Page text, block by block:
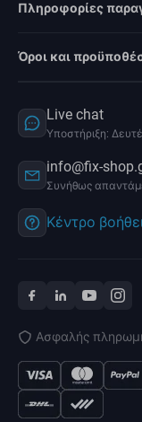
Πληροφορίες
Όροι και
Live chat
Υποστήριξη:
info@fix-
Συνήθως
Κέντρο
Ασφαλής